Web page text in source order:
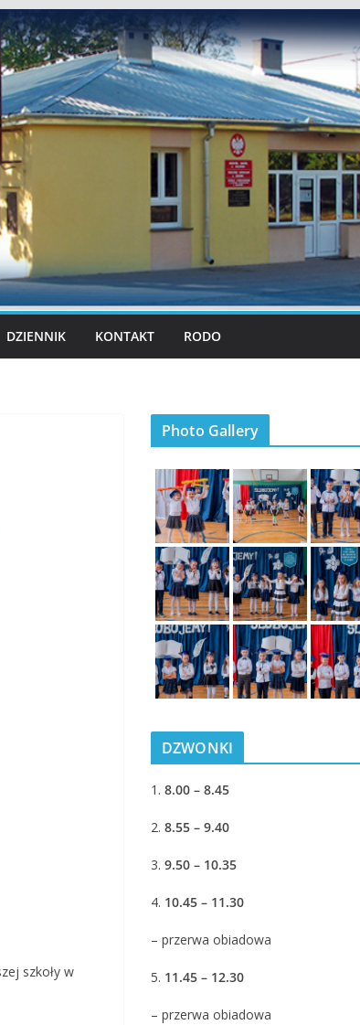
DZIENNIK KONTAKT RODO
szkoły w
Photo Gallery
DZWONKI
1. 8.00 – 8.45
2. 8.55 – 9.40
3. 9.50 – 10.35
4. 10.45 – 11.30
– przerwa obiadowa
5. 11.45 – 12.30
– przerwa obiadowa